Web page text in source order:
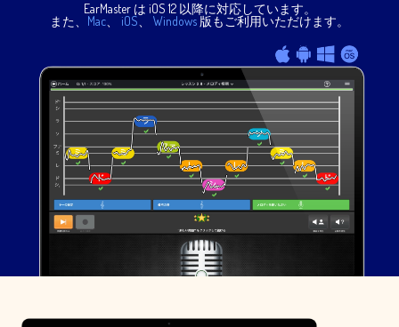
EarMaster は iOS 12 以降に対応しています。
また、 Mac iOS Windows 版もご利用いただけます。